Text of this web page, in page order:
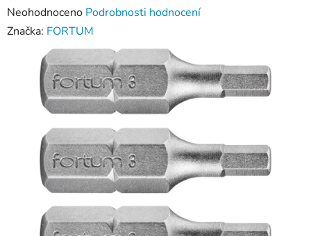
Průměrné
hodnocení
produktu
hvězdiček.
Neohodnoceno Podrobnosti hodnocení
Značka: FORTUM